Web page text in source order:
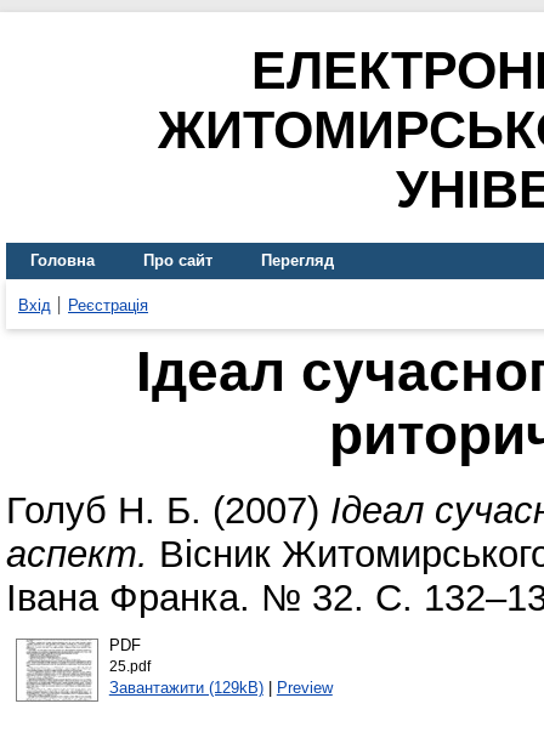
Головна Про сайт Перегляд
Вхід Реєстрація
Ідеал
Голуб Н. Б. (2007) Ідеал
аспект. Вісник
Івана Франка. № 32. С.
PDF
25.pdf
Завантажити (129kB)| Preview